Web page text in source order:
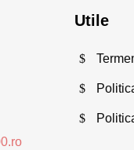
Utile